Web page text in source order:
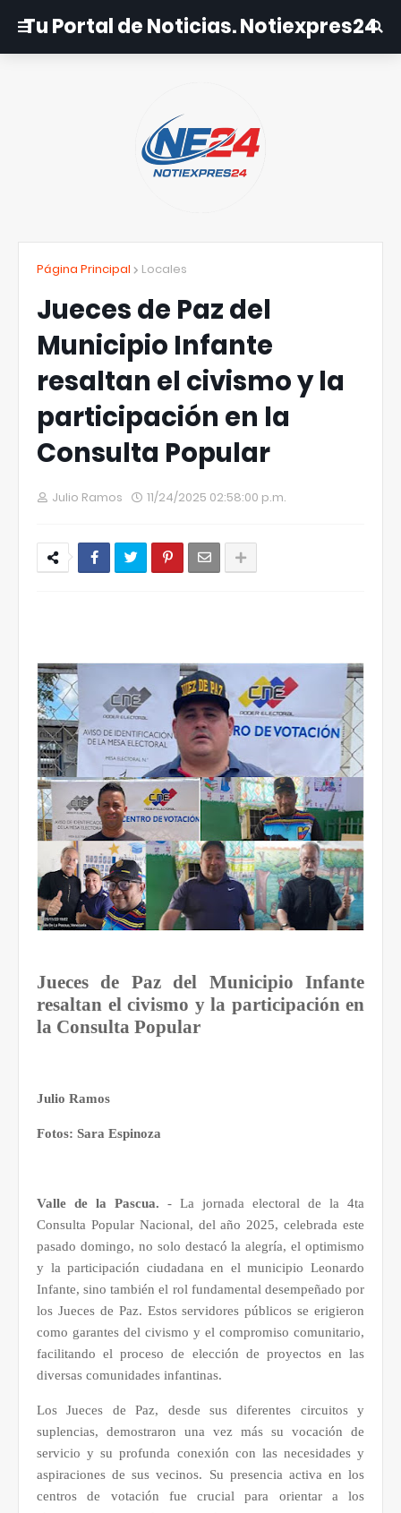
Tu Portal de Noticias. Notiexpres24
Página Principal Locales
Jueces de Paz del
Municipio Infante
resaltan el civismo y la
participación en la
Consulta Popular
Julio Ramos 11/24/2025 02:58:00 p.m.
Jueces de Paz del Municipio Infante
resaltan el civismo y la participación en
la Consulta Popular
Julio Ramos
Fotos: Sara Espinoza
Valle de la Pascua. - La jornada electoral de la 4ta
Consulta Popular Nacional, del año 2025, celebrada este
pasado domingo, no solo destacó la alegría, el optimismo
y la participación ciudadana en el municipio Leonardo
Infante, sino también el rol fundamental desempeñado por
los Jueces de Paz. Estos servidores públicos se erigieron
como garantes del civismo y el compromiso comunitario,
facilitando el proceso de elección de proyectos en las
diversas comunidades infantinas.
Los Jueces de Paz, desde sus diferentes circuitos y
suplencias, demostraron una vez más su vocación de
servicio y su profunda conexión con las necesidades y
aspiraciones de sus vecinos. Su presencia activa en los
centros de votación fue crucial para orientar a los